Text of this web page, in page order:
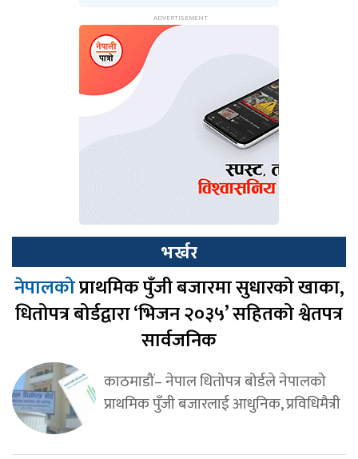
भर्खर
नेपालकोप्राथमिक पुँजी बजारमा सुधारको खाका,
धितोपत्र बोर्डद्वारा ‘भिजन २०३५’ सहितको श्वेतपत्र
सार्वजनिक
काठमाडौं– नेपाल धितोपत्र बोर्डले नेपालको
प्राथमिक पुँजी बजारलाई आधुनिक, प्रविधिमैत्री